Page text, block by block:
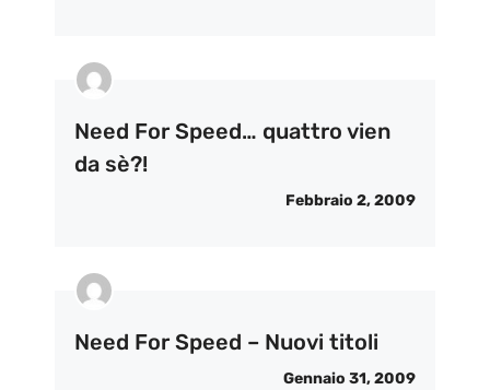
Need For Speed… quattro vien
da sè?!
Febbraio 2, 2009
Need For Speed – Nuovi titoli
Gennaio 31, 2009